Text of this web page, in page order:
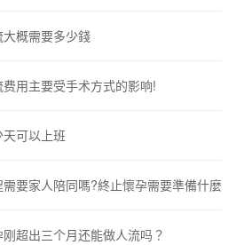
概需要多少錢
用主要受手术方式的影响!
可以上班
要家人陪同嗎?終止懷孕需要準備什麼
超出三个月还能做人流吗？